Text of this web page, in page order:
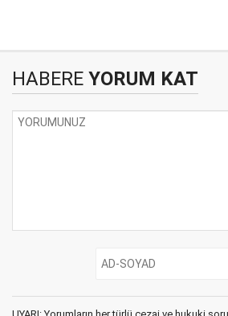
HABERE YORUM KAT